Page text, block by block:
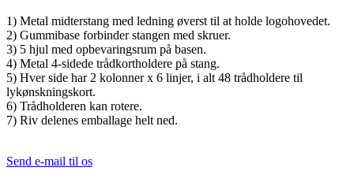
1) Metal midterstang med ledning øverst til at holde logohovedet.
2) Gummibase forbinder stangen med skruer.
3) 5 hjul med opbevaringsrum på basen.
4) Metal 4-sidede trådkortholdere på stang.
5) Hver side har 2 kolonner x 6 linjer, i alt 48 trådholdere til
lykønskningskort.
6) Trådholderen kan rotere.
7) Riv delenes emballage helt ned.
Send e-mail til os